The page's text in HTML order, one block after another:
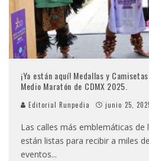
¡Ya están aquí! Medallas y
Medio Maratón de CDMX 2025.
Editorial Runpedia junio 25,
Las calles más emblemáticas de
están listas para recibir a miles
eventos...